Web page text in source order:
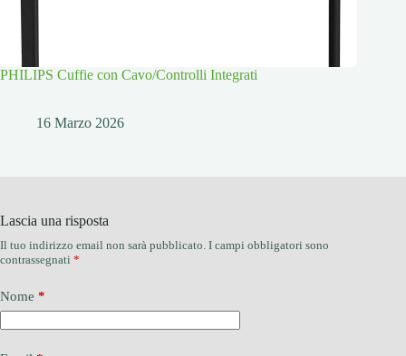
PHILIPS Cuffie con Cavo/Controlli Integrati
16 Marzo 2026
Lascia una risposta
Il tuo indirizzo email non sarà pubblicato. I campi obbligatori sono
contrassegnati *
Nome *